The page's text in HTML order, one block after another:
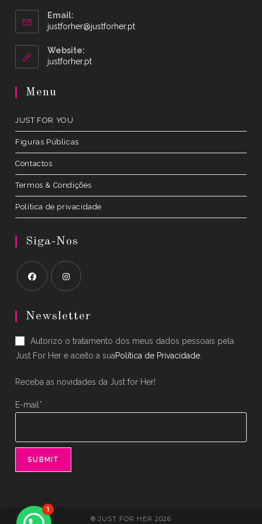
Email:
justforher@justforher.ptOpens
Website:
justforher.ptOpens
Menu
JUST FOR YOU
Figuras Públicas
Contactos
Termos & Condições
Política de privacidade
Siga-Nos
in
new
tab
in
new
tab
Newsletter
Autorizo o tratamento dos meus dados pessoais pela
Just For Her e aceito a suaPolítica de Privacidade.
Receba as novidades da Just for Her!
E-mail*
® JUST FOR HER 2026
1